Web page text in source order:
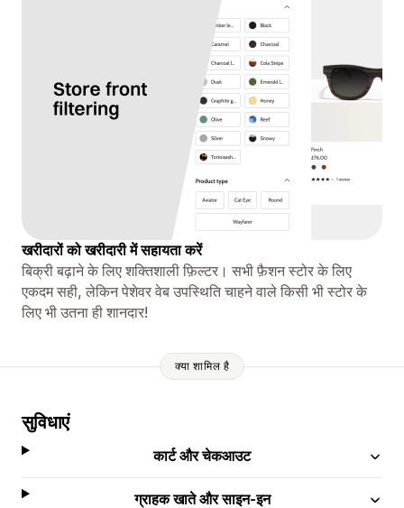
खरीदारों को खरीदारी में सहायता करें
बिक्री बढ़ाने के लिए शक्तिशाली फ़िल्टर। सभी फ़ैशन स्टोर के लिए
एकदम सही, लेकिन पेशेवर वेब उपस्थिति चाहने वाले किसी भी स्टोर के
लिए भी उतना ही शानदार!
क्या शामिल है
सुविधाएं
कार्ट और चेकआउट
ग्राहक खाते और साइन-इन